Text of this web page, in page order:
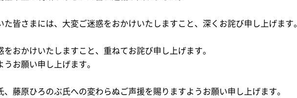
皆さまには、大変ご迷惑をおかけいたしますこと、深くお詫び申し上げます。
をおかけいたしますこと、重ねてお詫び申し上げます。
お願い申し上げます。
藤原ひろのぶ氏への変わらぬご声援を賜りますようお願い申し上げます。